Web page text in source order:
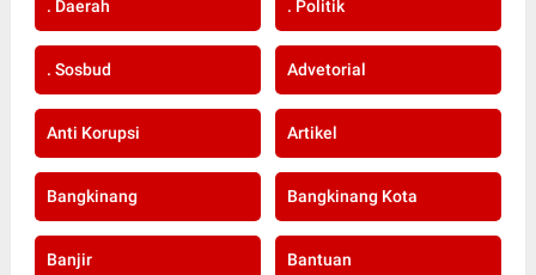
. Daerah . Politik
. Sosbud Advetorial
Anti Korupsi Artikel
Bangkinang Bangkinang Kota
Banjir Bantuan